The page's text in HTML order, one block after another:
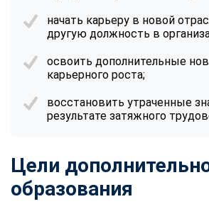
начать карьеру в новой
другую должность в
освоить дополнительные
карьерного роста;
восстановить утраченные
результате затяжного
Цели
образования